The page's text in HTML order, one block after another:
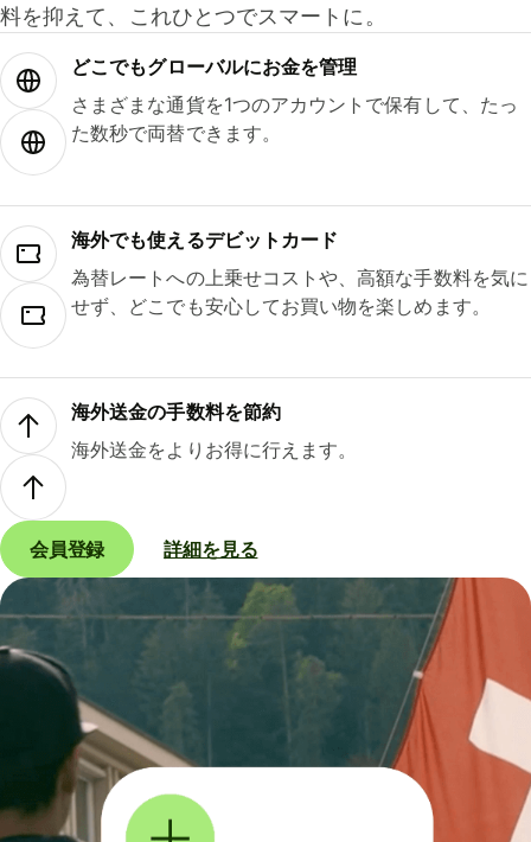
料を抑えて、これひとつでスマートに。
どこでもグ⁠ロ⁠ー⁠バ⁠ルにお金を管理
さまざまな通貨を1つのアカウントで保有して、たっ
た数秒で両替できます。
海外でも使えるデビットカード
為替レートへの上乗せコストや、高額な手数料を気に
せず、どこでも安心してお買い物を楽しめます。
海外送金の手数料を節約
海外送金をよりお得に行えます。
会員登録 詳細を見る